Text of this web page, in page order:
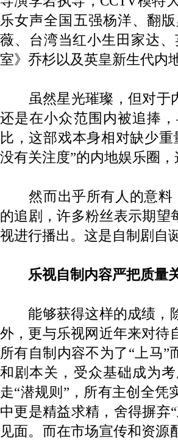
乐女声全国五强杨洋、翻
薇、台湾当红小生田家达
室》乔杉以及英皇新生代内
虽然星光璀璨，但对于
还是在小众范围内被追捧
比，这部戏本身相对缺少
没有关注度”的内地娱乐圈
然而出乎所有人的意料
的追剧，许多粉丝表示期望
视进行播出。这是自制剧自
乐视自制内容严把质量
能够获得这样的成绩，
外，更与乐视网近年来对待
所有自制内容不为了“上马”
和剧本关，受众基础成为
走“潜规则”，所有主创全凭
中更是精益求精，舍得摒弃
见面。而在市场宣传和资源